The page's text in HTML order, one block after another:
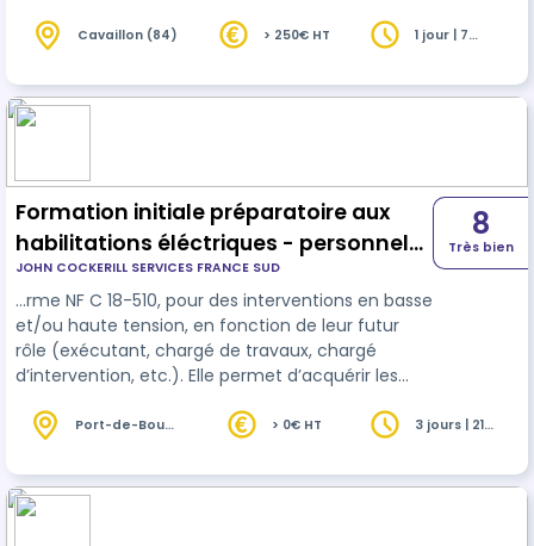
renouvellement de la certification est organisée
le 13 mars 2024 pris en application de l’article
R.1311-3 du code de la santé publique et relatif à la
Cavaillon (84) > 250€ HT
1 jour | 7
Formation initiale préparatoire aux
habilitations éléctriques - personnel
électricien HT/BT
JOHN COCKERILL SERVICES FRANCE SUD
…rme NF C 18-510, pour des interventions en basse
et/ou haute tension, en fonction de leur futur
rôle (exécutant, chargé de travaux, chargé
d’intervention, etc.). Elle permet d’acquérir les
comprendre lesrisques
électriques, et d’adopter
interventions sur ou à proximité d’installations
électriques. Adaptée aux profils techniques
8
Très bien
Port-de-Bouc
> 0€ HT
3 jours | 21